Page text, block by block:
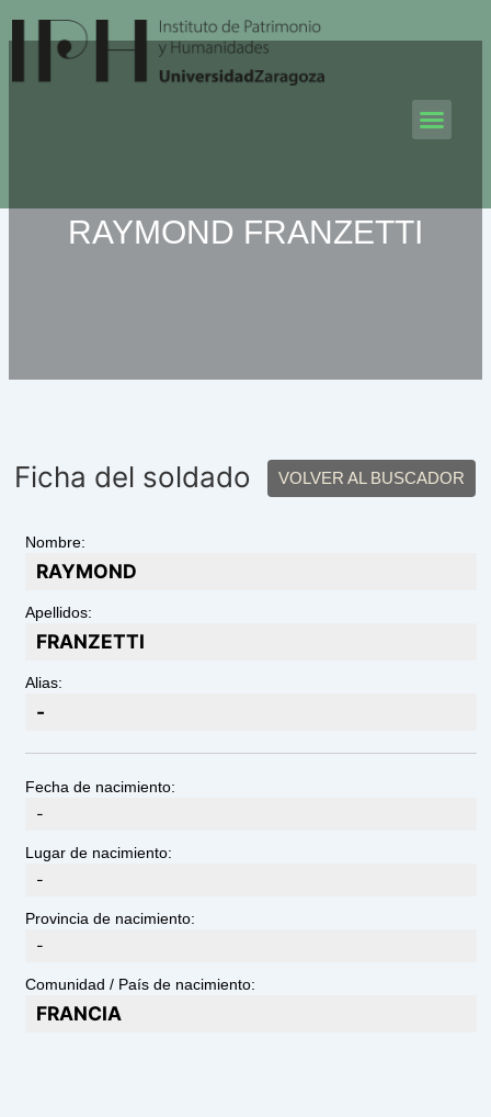
al
contenido
RAYMOND FRANZETTI
Ficha del soldado VOLVER AL BUSCADOR
Nombre:
RAYMOND
Apellidos:
FRANZETTI
Alias:
-
Fecha de nacimiento:
-
Lugar de nacimiento:
-
Provincia de nacimiento:
-
Comunidad / País de nacimiento:
FRANCIA